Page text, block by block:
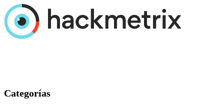
Categorías